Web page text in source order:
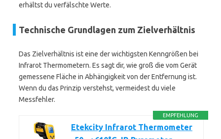
erhältst du verfälschte Werte.
Technische Grundlagen zum Zielverhältnis
Das Zielverhältnis ist eine der wichtigsten Kenngrößen bei
Infrarot Thermometern. Es sagt dir, wie groß die vom Gerät
gemessene Fläche in Abhängigkeit von der Entfernung ist.
Wenn du das Prinzip verstehst, vermeidest du viele
Messfehler.
EMPFEHLUNG
Etekcity Infrarot Thermometer